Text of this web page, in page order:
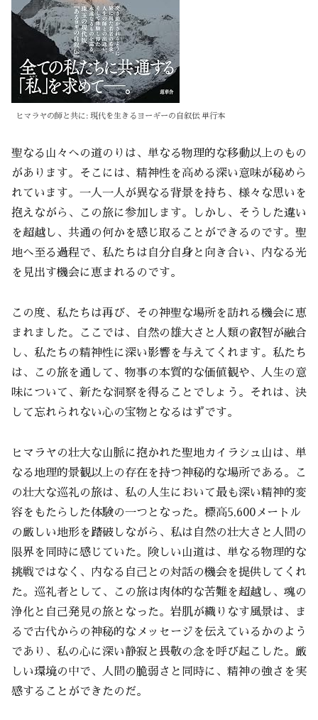
ヒマラヤの師と共に: 現代を生きるヨーギーの自叙伝 単行本
聖なる山々への道のりは、単なる物理的な移動以上のもの
があります。そこには、精神性を高める深い意味が秘めら
れています。一人一人が異なる背景を持ち、様々な思いを
抱えながら、この旅に参加します。しかし、そうした違い
を超越し、共通の何かを感じ取ることができるのです。聖
地へ至る過程で、私たちは自分自身と向き合い、内なる光
を見出す機会に恵まれるのです。
この度、私たちは再び、その神聖な場所を訪れる機会に恵
まれました。ここでは、自然の雄大さと人類の叡智が融合
し、私たちの精神性に深い影響を与えてくれます。私たち
は、この旅を通して、物事の本質的な価値観や、人生の意
味について、新たな洞察を得ることでしょう。それは、決
して忘れられない心の宝物となるはずです。
ヒマラヤの壮大な山脈に抱かれた聖地カイラシュ山は、単
なる地理的景観以上の存在を持つ神秘的な場所である。こ
の壮大な巡礼の旅は、私の人生において最も深い精神的変
容をもたらした体験の一つとなった。標高5,600メートル
の厳しい地形を踏破しながら、私は自然の壮大さと人間の
限界を同時に感じていた。険しい山道は、単なる物理的な
挑戦ではなく、内なる自己との対話の機会を提供してくれ
た。巡礼者として、この旅は肉体的な苦難を超越し、魂の
浄化と自己発見の旅となった。岩肌が織りなす風景は、ま
るで古代からの神秘的なメッセージを伝えているかのよう
であり、私の心に深い静寂と畏敬の念を呼び起こした。厳
しい環境の中で、人間の脆弱さと同時に、精神の強さを実
感することができたのだ。